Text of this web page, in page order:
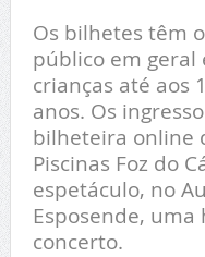
Os bilhetes têm
público em geral
crianças até aos
anos. Os
bilheteira online
Piscinas Foz do
espetáculo, no
Esposende,
concerto.